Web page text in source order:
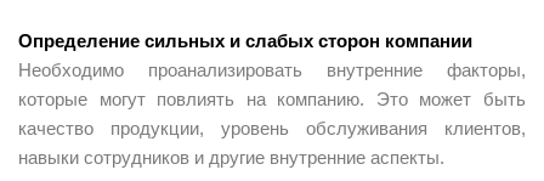
Определение сильных и слабых сторон компании
Необходимо проанализировать внутренние факторы,
которые могут повлиять на компанию. Это может быть
качество продукции, уровень обслуживания клиентов,
навыки сотрудников и другие внутренние аспекты.